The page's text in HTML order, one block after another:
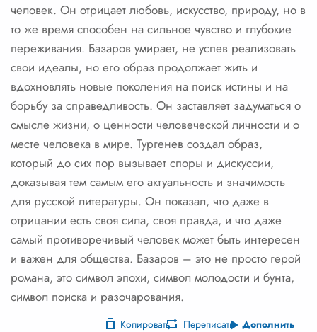
человек. Он отрицает любовь, искусство, природу, но в
то же время способен на сильное чувство и глубокие
переживания. Базаров умирает, не успев реализовать
свои идеалы, но его образ продолжает жить и
вдохновлять новые поколения на поиск истины и на
борьбу за справедливость. Он заставляет задуматься о
смысле жизни, о ценности человеческой личности и о
месте человека в мире. Тургенев создал образ,
который до сих пор вызывает споры и дискуссии,
доказывая тем самым его актуальность и значимость
для русской литературы. Он показал, что даже в
отрицании есть своя сила, своя правда, и что даже
самый противоречивый человек может быть интересен
и важен для общества. Базаров – это не просто герой
романа, это символ эпохи, символ молодости и бунта,
символ поиска и разочарования.
Копировать Переписать Дополнить